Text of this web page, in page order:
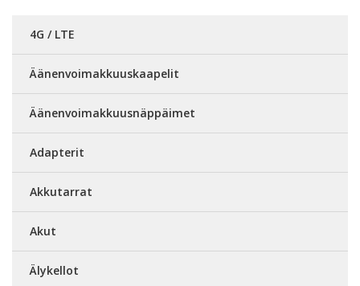
4G / LTE
Äänenvoimakkuuskaapelit
Äänenvoimakkuusnäppäimet
Adapterit
Akkutarrat
Akut
Älykellot